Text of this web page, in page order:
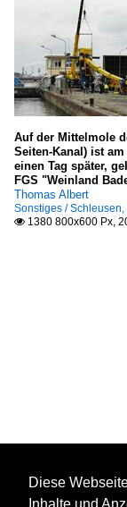
Auf der Mittelmole
Seiten-Kanal) ist
einen Tag später,
FGS "Weinland
Thomas Albert
Sonstiges /
 1380 800x600 Px,
Diese